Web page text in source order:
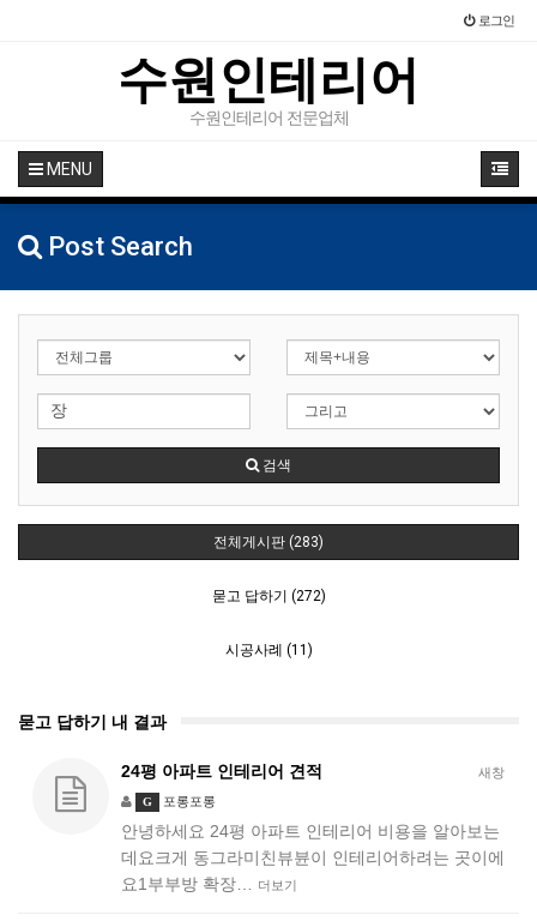
로그인
수원인테리어
수원인테리어 전문업체
MENU
Post Search
검색
전체게시판 (283)
묻고 답하기 (272)
시공사례 (11)
묻고 답하기 내 결과
새창
24평 아파트 인테리어 견적
G 포롱포롱
안녕하세요 24평 아파트 인테리어 비용을 알아보는
데요크게 동그라미친뷰뷴이 인테리어하려는 곳이에
요1부부방 확장…
더보기